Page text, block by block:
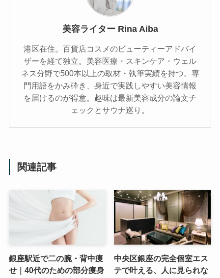
美容ライター Rina Aiba
港区在住。百貨店コスメのビューティーアドバイ
ザーを経て独立。美容医療・スキンケア・ウェル
ネス分野で500本以上の取材・執筆実績を持つ。専
門用語をかみ砕き、⾝近で実践しやすい美容情報
を届けるのが得意。趣味は最新美容成分の論文チ
ェックとサウナ巡り。
関連記事
銀座駅近で二の腕・背中痩
せ｜40代のための部分痩身
中央区銀座の完全個室エス
テで叶える、人に見られな